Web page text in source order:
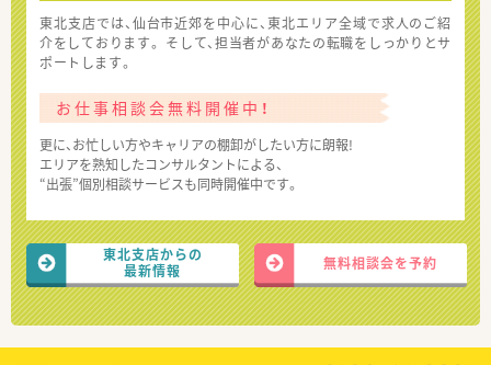
東北支店では、仙台市近郊を中心に、東北エリア全域で求人のご紹
介をしております。 そして、担当者があなたの転職をしっかりとサ
ポートします。
お仕事相談会無料開催中！
更に、お忙しい方やキャリアの棚卸がしたい方に朗報!
エリアを熟知したコンサルタントによる、
“出張”個別相談サービスも同時開催中です。
東北支店からの
最新情報
無料相談会を予約